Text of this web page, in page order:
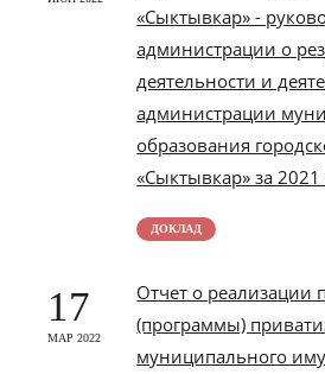
«Сыктывкар» -
администрации о
деятельности и
администрации
образования
«Сыктывкар» за 2021
ДОКЛАД
17
МАР 2022
Отчет о реализации
(программы)
муниципального